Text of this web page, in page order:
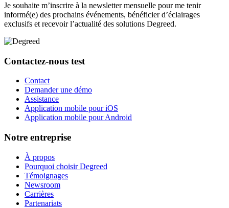
Je souhaite m’inscrire à la newsletter mensuelle pour me tenir
informé(e) des prochains événements, bénéficier d’éclairages
exclusifs et recevoir l’actualité des solutions Degreed.
Contactez-nous test
Contact
Demander une démo
Assistance
Application mobile pour iOS
Application mobile pour Android
Notre entreprise
À propos
Pourquoi choisir Degreed
Témoignages
Newsroom
Carrières
Partenariats